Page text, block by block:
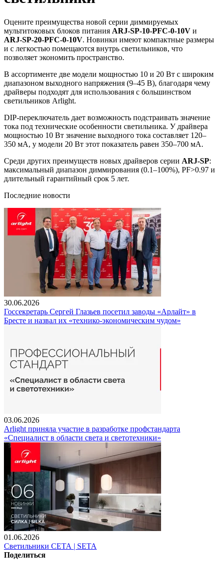
Оцените преимущества новой серии диммируемых
мультитоковых блоков питания ARJ-SP-10-PFC-0-10V и
ARJ-SP-20-PFC-0-10V. Новинки имеют компактные размеры
и с легкостью помещаются внутрь светильников, что
позволяет экономить пространство.
В ассортименте две модели мощностью 10 и 20 Вт с широким
диапазоном выходного напряжения (9–45 В), благодаря чему
драйверы подходят для использования с большинством
светильников Arlight.
DIP-переключатель дает возможность подстраивать значение
тока под технические особенности светильника. У драйвера
мощностью 10 Вт значение выходного тока составляет 120–
350 мА, у модели 20 Вт этот показатель равен 350–700 мА.
Среди других преимуществ новых драйверов серии ARJ-SP:
максимальный диапазон диммирования (0.1–100%), PF˃0.97 и
длительный гарантийный срок 5 лет.
Последние новости
30.06.2026
Госсекретарь Сергей Глазьев посетил заводы «Арлайт» в
Бресте и назвал их «технико-экономическим чудом»
03.06.2026
Arlight приняла участие в разработке профстандарта
«Специалист в области света и светотехники»
01.06.2026
Светильники СЕТА | SETA
Поделиться